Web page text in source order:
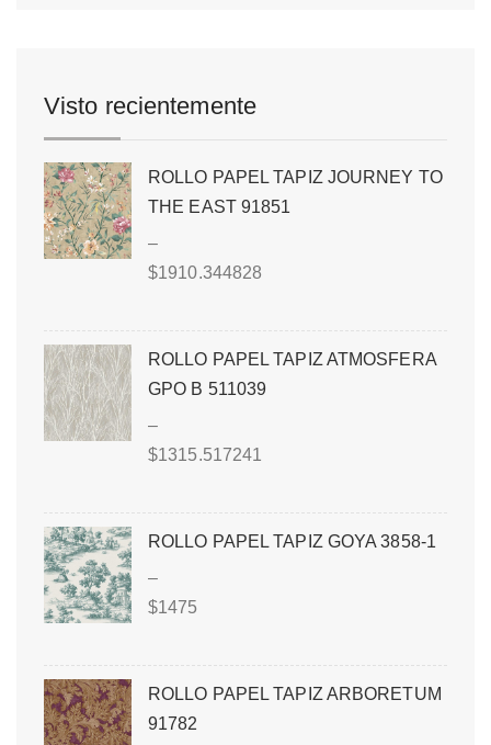
Visto recientemente
ROLLO PAPEL TAPIZ JOURNEY TO
THE EAST 91851
–
$1910.344828
ROLLO PAPEL TAPIZ ATMOSFERA
GPO B 511039
–
$1315.517241
ROLLO PAPEL TAPIZ GOYA 3858-1
–
$1475
ROLLO PAPEL TAPIZ ARBORETUM
91782